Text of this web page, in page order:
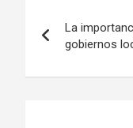
o
k
o
n
de
entradas
La
gobiernos